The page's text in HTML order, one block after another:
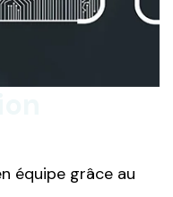
équipe grâce au